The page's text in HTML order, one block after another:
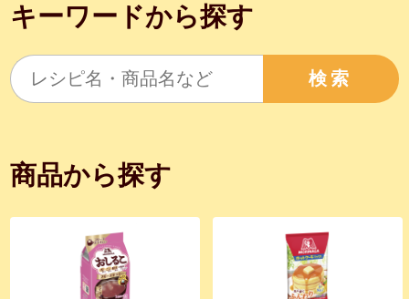
キーワードから探す
検索
商品から探す